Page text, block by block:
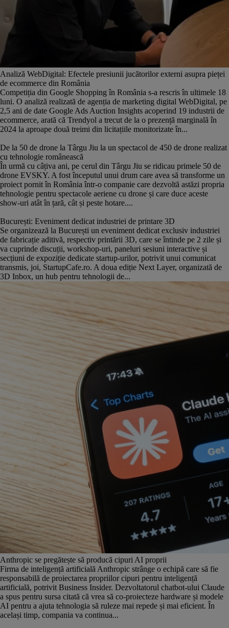
Analiză WebDigital: Efectele presiunii jucătorilor externi asupra pieței
de ecommerce din România
Competiția din Google Shopping în România s-a rescris în ultimele 18
luni. O analiză realizată de agenția de marketing digital WebDigital, pe
2,5 ani de date Google Ads Auction Insights acoperind 19 industrii de
ecommerce, arată că Trendyol a trecut de la o prezență marginală în
2024 la aproape două treimi din licitațiile monitorizate în...
De la 50 de drone la Târgu Jiu la un spectacol de 450 de drone realizat
cu tehnologie românească
În urmă cu câțiva ani, pe cerul din Târgu Jiu se ridicau primele 50 de
drone EVSKY. A fost începutul unui drum care avea să transforme un
proiect pornit în România într-o companie care dezvoltă astăzi propria
tehnologie pentru spectacole aeriene cu drone și care duce aceste
show-uri atât în țară, cât și peste hotare....
București: Eveniment dedicat industriei de printare 3D
Se organizează la București un eveniment dedicat exclusiv industriei
de fabricație aditivă, respectiv printării 3D, care se întinde pe 2 zile și
va cuprinde discuții, workshop-uri, paneluri sesiuni interactive și
secțiuni de expoziție dedicate startup-urilor, potrivit unui comunicat
transmis, joi, StartupCafe.ro. A doua ediție Next Layer, organizată de
3D Inbox, un hub pentru tehnologii de...
Anthropic se pregătește să producă cipuri AI proprii
Firma de inteligență artificială Anthropic strânge o echipă care să fie
responsabilă de proiectarea propriilor cipuri pentru inteligență
artificială, potrivit Business Insider. Dezvoltatorul chatbot-ului Claude
a spus pentru sursa citată că vrea să co-proiecteze hardware și modele
AI pentru a ajuta tehnologia să ruleze mai repede și mai eficient. În
același timp, compania va continua...